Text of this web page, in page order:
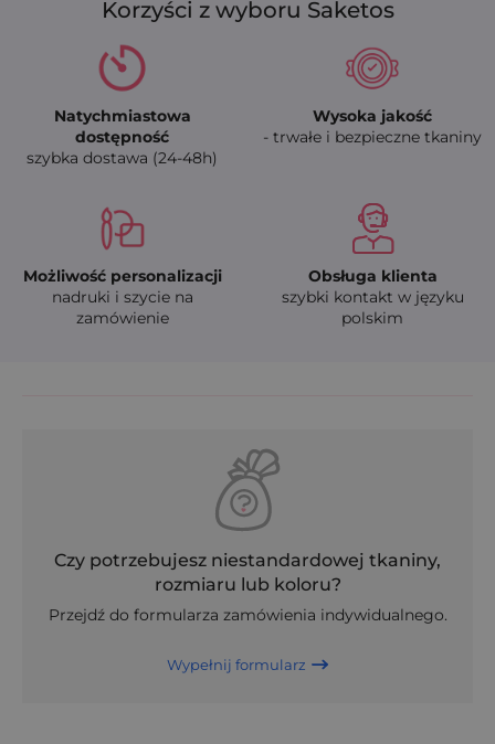
Korzyści z wyboru Saketos
Natychmiastowa
dostępność
szybka dostawa (24-48h)
Wysoka jakość
- trwałe i bezpieczne tkaniny
Możliwość personalizacji
nadruki i szycie na
zamówienie
Obsługa klienta
szybki kontakt w języku
polskim
Czy potrzebujesz niestandardowej tkaniny,
rozmiaru lub koloru?
Przejdź do formularza zamówienia indywidualnego.
Wypełnij formularz